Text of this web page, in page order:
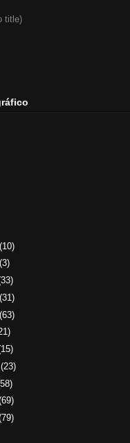
title)
(10)
(3)
(31)
(63)
(23)